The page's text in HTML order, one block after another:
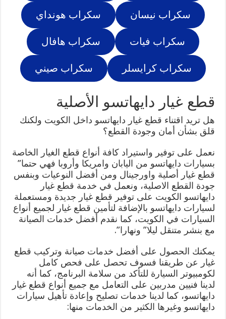
سكراب نيسان سكراب هونداي
سكراب فيات سكراب هافال
سكراب كرايسلر سكراب صيني
قطع غيار دايهاتسو الأصلية
هل تريد اقتناء قطع غيار دايهاتسو داخل الكويت ولكنك
قلق بشأن أمان وجودة القطع؟
نعمل على توفير واستيراد كافة أنواع قطع الغيار الخاصة
بسيارات دايهاتسو من اليابان وامريكا وأروبا فهي حتما”
قطع غيار أصلية واورجينال ومن أفضل النوعيات وبنفس
جودة القطع الاصلية، ونعمل في خدمة قطع غيار
دايهاتسو الكويت على توفير قطع غيار جديدة ومستعملة
لسيارات دايهاتسو بالإضافة لتأمين قطع غيار لجميع أنواع
السيارات في الكويت، كما نقدم أفضل خدمات الصيانة
مع بنشر متنقل ليلا” ونهارا”.
يمكنك الحصول على أفضل خدمات صيانة وتركيب قطع
غيار عن طريقنا فسوف تحصل على فحص كامل
لكومبيوتر السيارة للتأكد من سلامة البرنامج، كما أنه
لدينا فنيين مدربين على التعامل مع جميع أنواع قطع غيار
دايهاتسو، كما لدينا خدمات تصليح وإعادة تأهيل سيارات
دايهاتسو وغيرها الكثير من الخدمات منها: